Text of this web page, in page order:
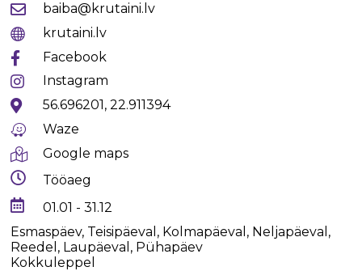
baiba@krutaini.lv
krutaini.lv
Facebook
Instagram
56.696201, 22.911394
Waze
Google maps
Tööaeg
01.01 - 31.12
Esmaspäev, Teisipäeval, Kolmapäeval, Neljapäeval,
Reedel, Laupäeval, Pühapäev
Kokkuleppel